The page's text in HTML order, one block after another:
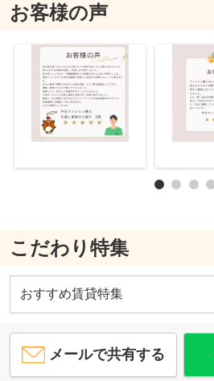
お客様の声
こだわり特集
おすすめ賃貸特集
メールで共有する